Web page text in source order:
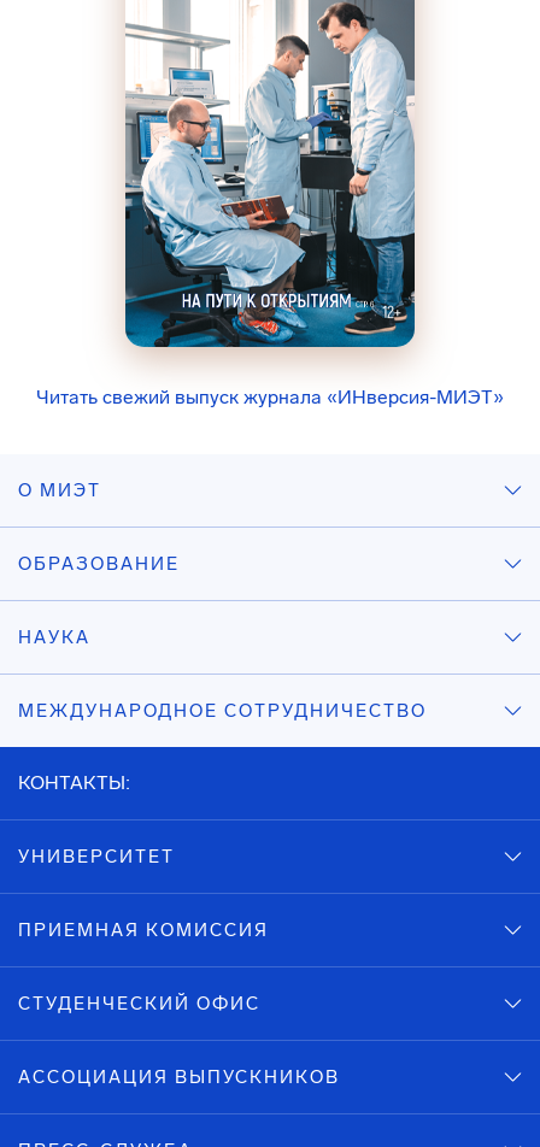
Читать свежий выпуск журнала «ИНверсия-МИЭТ»
О МИЭТ
ОБРАЗОВАНИЕ
НАУКА
МЕЖДУНАРОДНОЕ СОТРУДНИЧЕСТВО
КОНТАКТЫ:
УНИВЕРСИТЕТ
ПРИЕМНАЯ КОМИССИЯ
СТУДЕНЧЕСКИЙ ОФИС
АССОЦИАЦИЯ ВЫПУСКНИКОВ